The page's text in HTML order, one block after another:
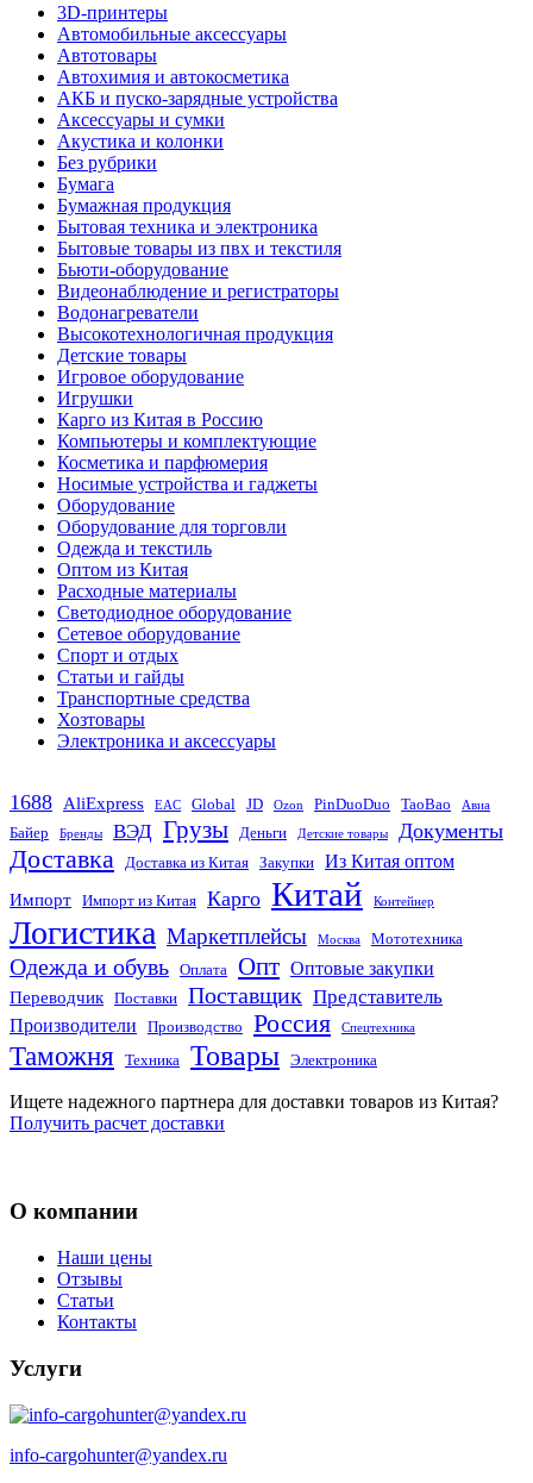
3D-принтеры
Автомобильные аксессуары
Автотовары
Автохимия и автокосметика
АКБ и пуско-зарядные устройства
Аксессуары и сумки
Акустика и колонки
Без рубрики
Бумага
Бумажная продукция
Бытовая техника и электроника
Бытовые товары из пвх и текстиля
Бьюти-оборудование
Видеонаблюдение и регистраторы
Водонагреватели
Высокотехнологичная продукция
Детские товары
Игровое оборудование
Игрушки
Карго из Китая в Россию
Компьютеры и комплектующие
Косметика и парфюмерия
Носимые устройства и гаджеты
Оборудование
Оборудование для торговли
Одежда и текстиль
Оптом из Китая
Расходные материалы
Светодиодное оборудование
Сетевое оборудование
Спорт и отдых
Статьи и гайды
Транспортные средства
Хозтовары
Электроника и аксессуары
1688 AliExpress EAC Global JD Ozon PinDuoDuo TaoBao Авиа
Байер Бренды ВЭД Грузы Деньги Детские товары Документы
Доставка Доставка из Китая Закупки Из Китая оптом
Импорт Импорт из Китая Карго Китай Контейнер
Логистика Маркетплейсы Москва Мототехника
Одежда и обувь Оплата Опт Оптовые закупки
Переводчик Поставки Поставщик Представитель
Производители Производство Россия Спецтехника
Таможня Техника Товары Электроника
Ищете надежного партнера для доставки товаров из Китая?
Получить расчет доставки
О компании
Наши цены
Отзывы
Статьи
Контакты
Услуги
info-cargohunter@yandex.ru